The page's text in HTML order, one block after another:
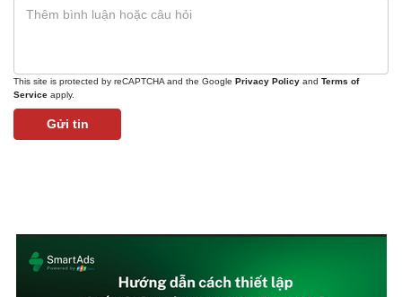
This site is protected by reCAPTCHA and the Google Privacy Policy and Terms of
Service apply.
Gửi tin